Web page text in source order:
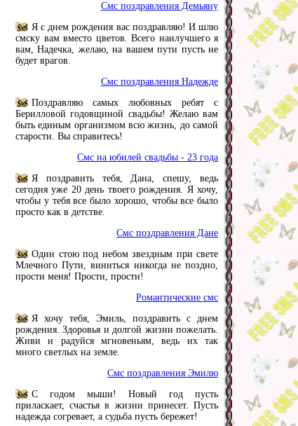
Смс поздравления Демьяну
Я с днем рождения вас поздравляю! И шлю
смску вам вместо цветов. Всего наилучшего я
вам, Надечка, желаю, на вашем пути пусть не
будет врагов.
Смс поздравления Надежде
Поздравляю самых любовных ребят с
Берилловой годовщиной свадьбы! Желаю вам
быть единым организмом всю жизнь, до самой
старости. Вы справитесь!
Смс на юбилей свадьбы - 23 года
Я поздравить тебя, Дана, спешу, ведь
сегодня уже 20 день твоего рождения. Я хочу,
чтобы у тебя все было хорошо, чтобы все было
просто как в детстве.
Смс поздравления Дане
Один стою под небом звездным при свете
Млечного Пути, виниться никогда не поздно,
прости меня! Прости, прости!
Романтические смс
Я хочу тебя, Эмиль, поздравить с днем
рождения. Здоровья и долгой жизни пожелать.
Живи и радуйся мгновеньям, ведь их так
много светлых на земле.
Смс поздравления Эмилю
С годом мыши! Новый год пусть
приласкает, счастья в жизни принесет. Пусть
надежда согревает, а судьба пусть бережет!